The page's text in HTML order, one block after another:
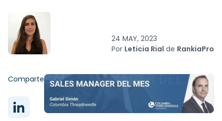
24 MAY, 2023
Por Leticia Rial de RankiaPro
Comparte